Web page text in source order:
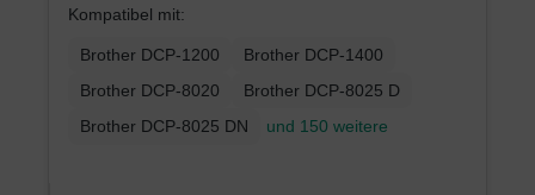
Kompatibel mit:
Brother DCP-1200
Brother DCP-1400
Brother DCP-8020
Brother DCP-8025 D
Brother DCP-8025 DN
und 150 weitere